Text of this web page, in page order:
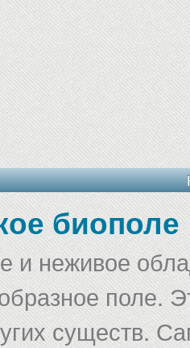
биополе
и неживое
поле.
существ.